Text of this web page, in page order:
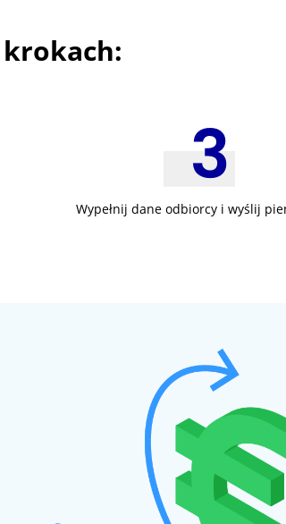
Wypełnij dane odbiorcy i wyślij